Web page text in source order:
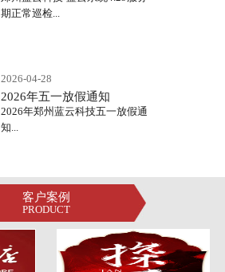
期正常巡检...
2026-04-28
2026年五一放假通知
2026年郑州蓝云科技五一放假通
知...
客户案例
PRODUCT